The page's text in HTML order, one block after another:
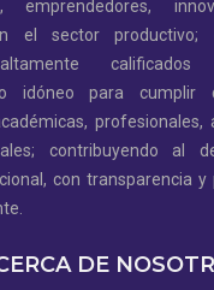
emprendedores,
el sector productivo;
idóneo para
profesionales,
contribuyendo al
con transparencia y
DE